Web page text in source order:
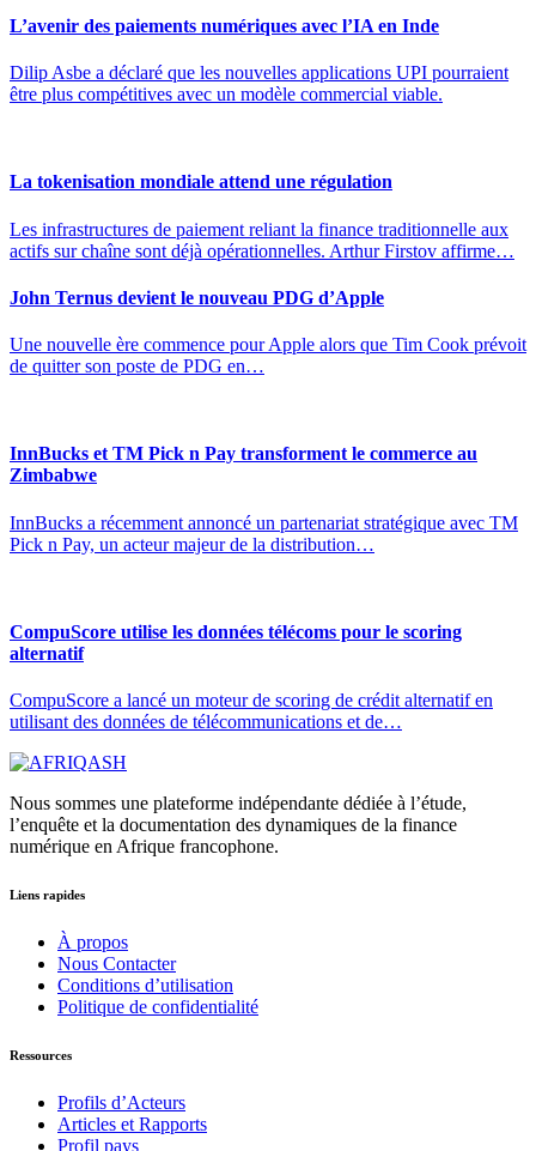
L’avenir des paiements numériques avec l’IA en Inde
Dilip Asbe a déclaré que les nouvelles applications UPI pourraient
être plus compétitives avec un modèle commercial viable.
La tokenisation mondiale attend une régulation
Les infrastructures de paiement reliant la finance traditionnelle aux
actifs sur chaîne sont déjà opérationnelles. Arthur Firstov affirme…
John Ternus devient le nouveau PDG d’Apple
Une nouvelle ère commence pour Apple alors que Tim Cook prévoit
de quitter son poste de PDG en…
InnBucks et TM Pick n Pay transforment le commerce au
Zimbabwe
InnBucks a récemment annoncé un partenariat stratégique avec TM
Pick n Pay, un acteur majeur de la distribution…
CompuScore utilise les données télécoms pour le scoring
alternatif
CompuScore a lancé un moteur de scoring de crédit alternatif en
utilisant des données de télécommunications et de…
Nous sommes une plateforme indépendante dédiée à l’étude,
l’enquête et la documentation des dynamiques de la finance
numérique en Afrique francophone.
Liens rapides
À propos
Nous Contacter
Conditions d’utilisation
Politique de confidentialité
Ressources
Profils d’Acteurs
Articles et Rapports
Profil pays